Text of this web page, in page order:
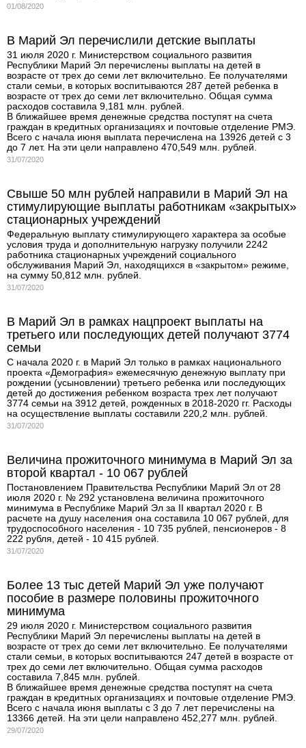
01/08/2020
В Марий Эл перечислили детские выплаты
31 июля 2020 г. Министерством социального развития
Республики Марий Эл перечислены выплаты на детей в
возрасте от трех до семи лет включительно. Ее получателями
стали семьи, в которых воспитываются 287 детей ребенка в
возрасте от трех до семи лет включительно. Общая сумма
расходов составила 9,181 млн. рублей.
В ближайшее время денежные средства поступят на счета
граждан в кредитных организациях и почтовые отделение РМЭ.
Всего с начала июня выплата перечислена на 13926 детей с 3
до 7 лет. На эти цели направлено 470,549 млн. рублей.
31/07/2020
Свыше 50 млн рублей направили в Марий Эл на
стимулирующие выплаты работникам «закрытых»
стационарных учреждений
Федеральную выплату стимулирующего характера за особые
условия труда и дополнительную нагрузку получили 2242
работника стационарных учреждений социального
обслуживания Марий Эл, находящихся в «закрытом» режиме,
на сумму 50,812 млн. рублей.
31/07/2020
В Марий Эл в рамках нацпроект выплаты на
третьего или последующих детей получают 3774
семьи
С начала 2020 г. в Марий Эл только в рамках национального
проекта «Демография» ежемесячную денежную выплату при
рождении (усыновлении) третьего ребенка или последующих
детей до достижения ребенком возраста трех лет получают
3774 семьи на 3912 детей, рожденных в 2018-2020 гг. Расходы
на осуществление выплаты составили 220,2 млн. рублей.
31/07/2020
Величина прожиточного минимума в Марий Эл за
второй квартал - 10 067 рублей
Постановлением Правительства Республики Марий Эл от 28
июля 2020 г. № 292 установлена величина прожиточного
минимума в Республике Марий Эл за II квартал 2020 г. В
расчете на душу населения она составила 10 067 рублей, для
трудоспособного населения - 10 735 рублей, пенсионеров - 8
222 рубля, детей - 10 415 рублей.
31/07/2020
Более 13 тыс детей Марий Эл уже получают
пособие в размере половины прожиточного
минимума
29 июля 2020 г. Министерством социального развития
Республики Марий Эл перечислены выплаты на детей в
возрасте от трех до семи лет включительно. Ее получателями
стали семьи, в которых воспитываются 247 детей в возрасте от
трех до семи лет включительно. Общая сумма расходов
составила 7,845 млн. рублей.
В ближайшее время денежные средства поступят на счета
граждан в кредитных организациях и почтовые отделение РМЭ.
Всего с начала июня выплаты с 3 до 7 лет перечислены на
13366 детей. На эти цели направлено 452,277 млн. рублей.
29/07/2020